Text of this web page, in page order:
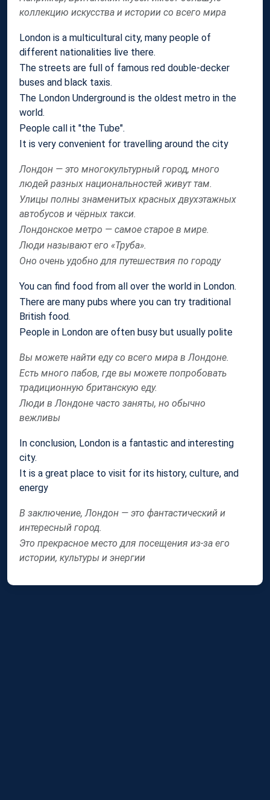
коллекцию искусства и истории со всего мира
London is a multicultural city, many people of
different nationalities live there.
The streets are full of famous red double-decker
buses and black taxis.
The London Underground is the oldest metro in the
world.
People call it "the Tube".
It is very convenient for travelling around the city
Лондон — это многокультурный город, много
людей разных национальностей живут там.
Улицы полны знаменитых красных двухэтажных
автобусов и чёрных такси.
Лондонское метро — самое старое в мире.
Люди называют его «Труба».
Оно очень удобно для путешествия по городу
You can find food from all over the world in London.
There are many pubs where you can try traditional
British food.
People in London are often busy but usually polite
Вы можете найти еду со всего мира в Лондоне.
Есть много пабов, где вы можете попробовать
традиционную британскую еду.
Люди в Лондоне часто заняты, но обычно
вежливы
In conclusion, London is a fantastic and interesting
city.
It is a great place to visit for its history, culture, and
energy
В заключение, Лондон — это фантастический и
интересный город.
Это прекрасное место для посещения из-за его
истории, культуры и энергии